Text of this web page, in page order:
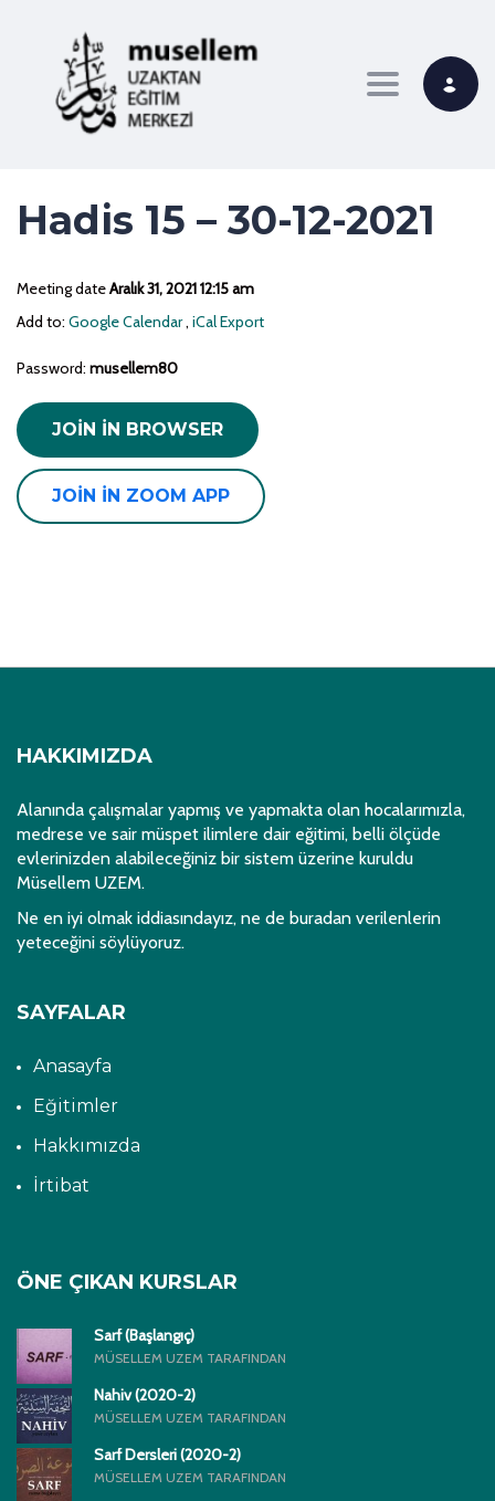
Toggle
Hadis 15 – 30-12-2021
Meeting dateAralık 31, 2021 12:15 am
Add to: Google Calendar, iCal Export
Password: musellem80
JOIN IN BROWSER
JOIN IN ZOOM APP
HAKKIMIZDA
Alanında çalışmalar yapmış ve yapmakta olan hocalarımızla,
medrese ve sair müspet ilimlere dair eğitimi, belli ölçüde
evlerinizden alabileceğiniz bir sistem üzerine kuruldu
Müsellem UZEM.
Ne en iyi olmak iddiasındayız, ne de buradan verilenlerin
yeteceğini söylüyoruz.
SAYFALAR
Anasayfa
Eğitimler
Hakkımızda
İrtibat
ÖNE ÇIKAN KURSLAR
Sarf (Başlangıç)
MÜSELLEM UZEM TARAFINDAN
Nahiv (2020-2)
MÜSELLEM UZEM TARAFINDAN
Sarf Dersleri (2020-2)
MÜSELLEM UZEM TARAFINDAN